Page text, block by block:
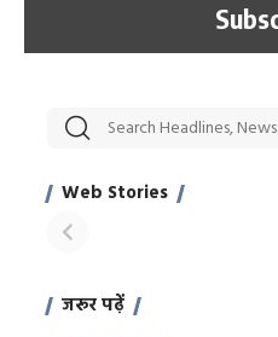
Web Stories
सट्टेबाजी में अरेस्ट हुए
साहिल खान
जरूर पढ़ें